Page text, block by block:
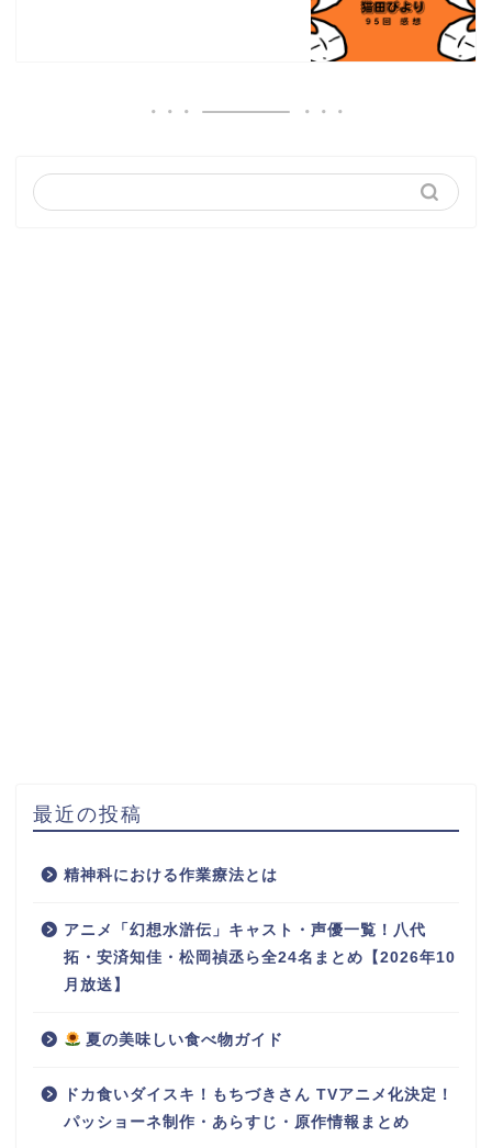
最近の投稿
精神科における作業療法とは
アニメ「幻想水滸伝」キャスト・声優一覧！八代
拓・安済知佳・松岡禎丞ら全24名まとめ【2026年10
月放送】
夏の美味しい食べ物ガイド
ドカ食いダイスキ！もちづきさん TVアニメ化決定！
パッショーネ制作・あらすじ・原作情報まとめ